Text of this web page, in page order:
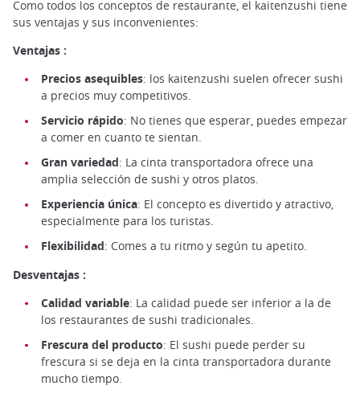
Como todos los conceptos de restaurante, el kaitenzushi tiene
sus ventajas y sus inconvenientes:
Ventajas :
Precios asequibles: los kaitenzushi suelen ofrecer sushi
a precios muy competitivos.
Servicio rápido: No tienes que esperar, puedes empezar
a comer en cuanto te sientan.
Gran variedad: La cinta transportadora ofrece una
amplia selección de sushi y otros platos.
Experiencia única: El concepto es divertido y atractivo,
especialmente para los turistas.
Flexibilidad: Comes a tu ritmo y según tu apetito.
Desventajas :
Calidad variable: La calidad puede ser inferior a la de
los restaurantes de sushi tradicionales.
Frescura del producto: El sushi puede perder su
frescura si se deja en la cinta transportadora durante
mucho tiempo.